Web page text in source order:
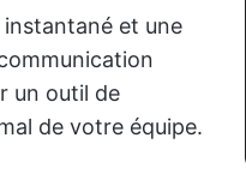
et une
un outil de
de votre équipe.